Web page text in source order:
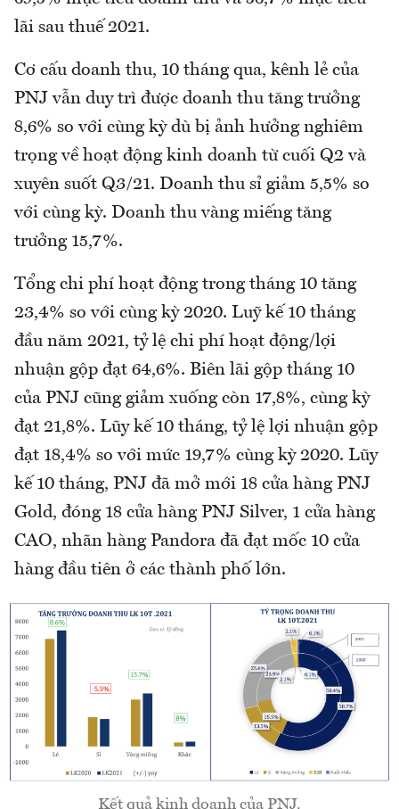
lãi sau thuế 2021.
Cơ cấu doanh thu, 10 tháng qua, kênh lẻ của
PNJ vẫn duy trì được doanh thu tăng trưởng
8,6% so với cùng kỳ dù bị ảnh hưởng nghiêm
trọng về hoạt động kinh doanh từ cuối Q2 và
xuyên suốt Q3/21. Doanh thu sỉ giảm 5,5% so
với cùng kỳ. Doanh thu vàng miếng tăng
trưởng 15,7%.
Tổng chi phí hoạt động trong tháng 10 tăng
23,4% so với cùng kỳ 2020. Luỹ kế 10 tháng
đầu năm 2021, tỷ lệ chi phí hoạt động/lợi
nhuận gộp đạt 64,6%. Biên lãi gộp tháng 10
của PNJ cũng giảm xuống còn 17,8%, cùng kỳ
đạt 21,8%. Lũy kế 10 tháng, tỷ lệ lợi nhuận gộp
đạt 18,4% so với mức 19,7% cùng kỳ 2020. Lũy
kế 10 tháng, PNJ đã mở mới 18 cửa hàng PNJ
Gold, đóng 18 cửa hàng PNJ Silver, 1 cửa hàng
CAO, nhãn hàng Pandora đã đạt mốc 10 cửa
hàng đầu tiên ở các thành phố lớn.
Kết quả kinh doanh của PNJ.